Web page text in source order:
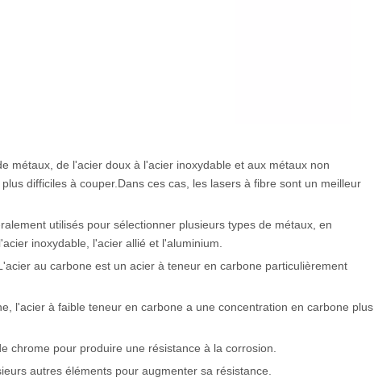
métaux, de l'acier doux à l'acier inoxydable et aux métaux non
difficiles à couper.Dans ces cas, les lasers à fibre sont un meilleur
utilisés pour sélectionner plusieurs types de métaux, en
inoxydable, l'acier allié et l'aluminium.
au carbone est un acier à teneur en carbone particulièrement
l'acier à faible teneur en carbone a une concentration en carbone plus
chrome pour produire une résistance à la corrosion.
autres éléments pour augmenter sa résistance.